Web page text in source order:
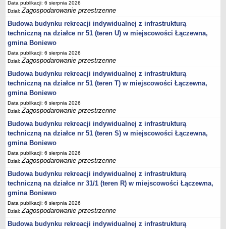
Programu opieki nad zwierzętami bezdomnymi oraz zapobiegania
bezdomności zwierząt na terenie Gminy Boniewo
Gminny Program Opieki Nad Zabytkami Gminy Boniewo na lata
2023 - 2026
Program profilaktyki i wczesnego wykrywania osteoporozy wśród
mieszkańców Gminy Boniewo na lata 2023-2025”
Gminny Program Wspierania Rodziny dla Gminy Boniewo na lata
2024-2026
OŚWIADCZENIA MAJĄTKOWE
Oświadczenia majątkowe za 2025 rok
Kadencja 2024-2029
kadencja 2018-2023 - upływ kadencji rok 2024
oświadczenia mjątkowe Dyrektora Gminnej Biblioteki Publicznej
Objęcie funkcji Kierownika USC
Objęcie stanowiska Zastępcy Wójta Gminy
Oświadczenia majątkowe za 2022 rok
Oświadczenia majątkowe za 2021
Data publikacji: 6 sierpnia 2026
Dział:Zagospodarowanie przestrzenne
Budowa budynku rekreacji indywidualnej z infrastrukturą
techniczną na działce nr 51 (teren U) w miejscowości Łączewna,
gmina Boniewo
Data publikacji: 6 sierpnia 2026
Dział:Zagospodarowanie przestrzenne
Budowa budynku rekreacji indywidualnej z infrastrukturą
techniczną na działce nr 51 (teren T) w miejscowości Łączewna,
gmina Boniewo
Data publikacji: 6 sierpnia 2026
Dział:Zagospodarowanie przestrzenne
Budowa budynku rekreacji indywidualnej z infrastrukturą
techniczną na działce nr 51 (teren S) w miejscowości Łączewna,
gmina Boniewo
Data publikacji: 6 sierpnia 2026
Dział:Zagospodarowanie przestrzenne
Budowa budynku rekreacji indywidualnej z infrastrukturą
techniczną na działce nr 31/1 (teren R) w miejscowości Łączewna,
gmina Boniewo
Data publikacji: 6 sierpnia 2026
Dział:Zagospodarowanie przestrzenne
Budowa budynku rekreacji indywidualnej z infrastrukturą